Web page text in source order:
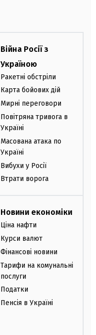
Війна Росії з
Україною
Ракетні обстріли
Карта бойових дій
Мирні переговори
Повітряна тривога в
Україні
Масована атака по
Україні
Вибухи у Росії
Втрати ворога
Новини економіки
Ціна нафти
Курси валют
Фінансові новини
Тарифи на комунальні
послуги
Податки
Пенсія в Україні